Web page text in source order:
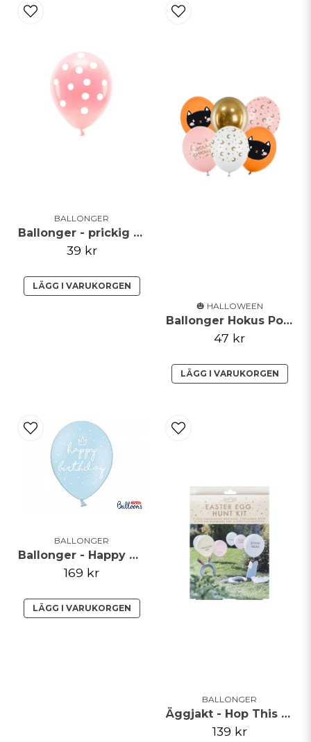
BALLONGER
Ballonger - prickig - rosa pastell
39 kr
LÄGG I VARUKORGEN
🎃 HALLOWEEN
Ballonger Hokus Pokus
47 kr
LÄGG I VARUKORGEN
BALLONGER
Ballonger - Happy Birthday - Ljusblå - 50pack
169 kr
LÄGG I VARUKORGEN
BALLONGER
Äggjakt - Hop This Way
139 kr